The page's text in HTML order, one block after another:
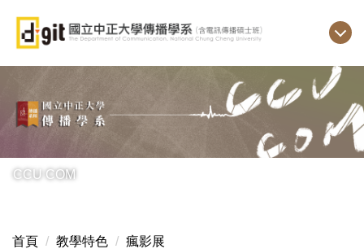
主
區
CCU COM
首頁 教學特色 瘋影展